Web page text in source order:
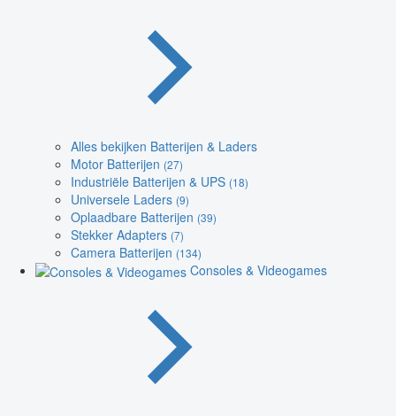
Alles bekijken Batterijen & Laders
Motor Batterijen (27)
Industriële Batterijen & UPS (18)
Universele Laders (9)
Oplaadbare Batterijen (39)
Stekker Adapters (7)
Camera Batterijen (134)
Consoles & Videogames